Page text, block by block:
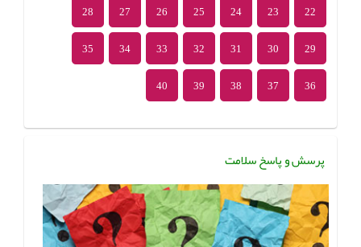
22
23
24
25
26
27
28
29
30
31
32
33
34
35
36
37
38
39
40
پرسش و پاسخ سلامت